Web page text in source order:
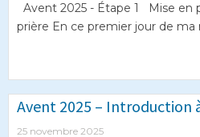
Avent 2025 - Étape 1 Mise en
prière En ce premier jour de ma
Avent 2025 – Introduction
25 novembre 2025